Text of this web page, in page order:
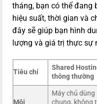
tháng, bạn có thể đang
hiệu suất, thời gian và
đây sẽ giúp bạn hình
lượng và giá trị thực sự
Tiêu chí
Shared
thông thường
Máy chủ dùng